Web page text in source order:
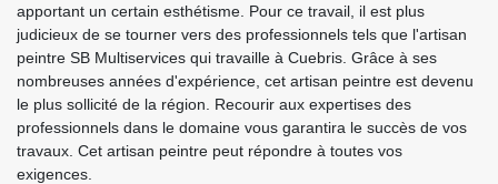
apportant un certain esthétisme. Pour ce travail, il est plus
judicieux de se tourner vers des professionnels tels que l'artisan
peintre SB Multiservices qui travaille à Cuebris. Grâce à ses
nombreuses années d'expérience, cet artisan peintre est devenu
le plus sollicité de la région. Recourir aux expertises des
professionnels dans le domaine vous garantira le succès de vos
travaux. Cet artisan peintre peut répondre à toutes vos
exigences.